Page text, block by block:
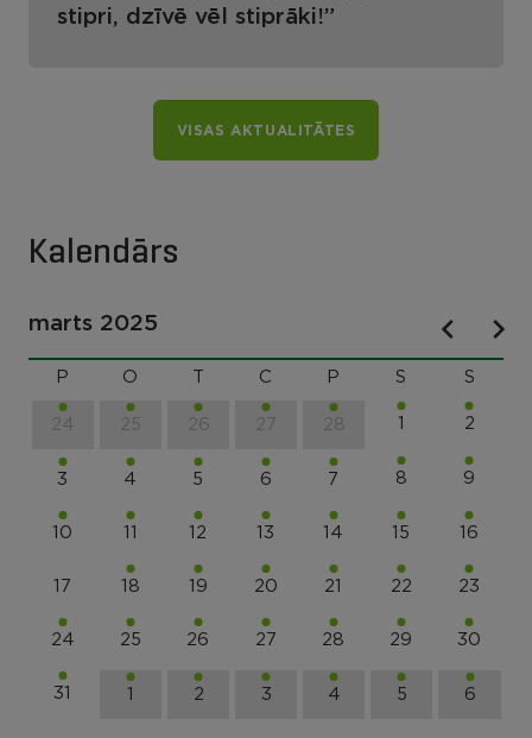
stipri, dzīvē vēl stiprāki!”
VISAS AKTUALITĀTES
Kalendārs
marts 2025
P O C P S S
24 25 26 27 28 1 2
3 4 5 6 7 8 9
10 11 12 13 14 15 16
17 18 19 20 21 22 23
24 25 26 27 28 29 30
31 1 2 3 4 5 6